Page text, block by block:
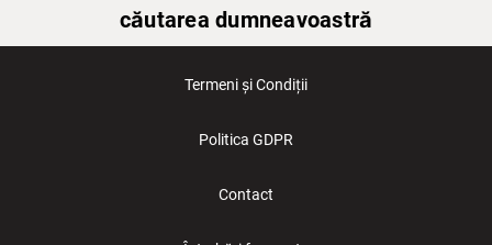
căutarea dumneavoastră
Termeni și Condiții
Politica GDPR
Contact